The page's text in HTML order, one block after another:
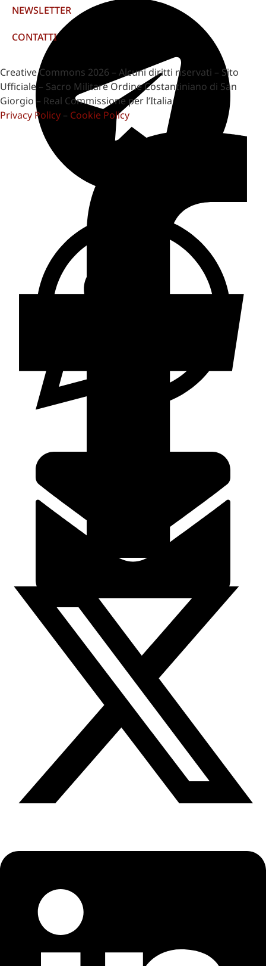
NEWSLETTER
CONTATTI
Creative Commons 2026 – Alcuni diritti riservati – Sito
Ufficiale – Sacro Militare Ordine Costantiniano di San
Giorgio – Real Commissione per l’Italia
Privacy Policy – Cookie Policy